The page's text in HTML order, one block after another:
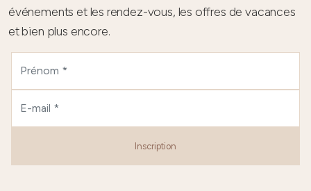
événements et les rendez-vous, les offres de vacances
et bien plus encore.
Inscription